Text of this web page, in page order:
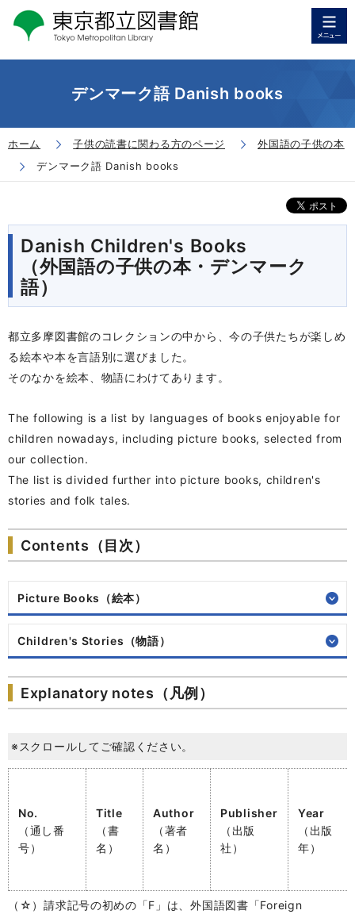
デンマーク語 Danish books
ホーム 子供の読書に関わる方のページ
外国語の子供の本
デンマーク語 Danish books
Danish Children's Books
（外国語の子供の本・デンマーク
語）
都立多摩図書館のコレクションの中から、今の子供たちが楽しめ
る絵本や本を言語別に選びました。
そのなかを絵本、物語にわけてあります。
The following is a list by languages of books enjoyable for
children nowadays, including picture books, selected from
our collection.
The list is divided further into picture books, children's
stories and folk tales.
Contents（目次）
Picture Books（絵本）
Children's Stories（物語）
Explanatory notes（凡例）
※スクロールしてご確認ください。
No.
（通し番
号）
Title
（書
名）
Author
（著者
名）
Publisher
（出版
社）
Year
（出版
年）
（☆）請求記号の初めの「F」は、外国語図書「Foreign